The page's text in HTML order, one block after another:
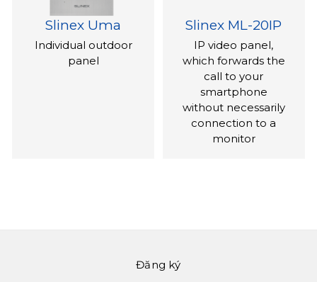
Slinex Uma
Individual outdoor
panel
Slinex ML-20IP
IP video panel,
which forwards the
call to your
smartphone
without necessarily
connection to a
monitor
Đăng ký